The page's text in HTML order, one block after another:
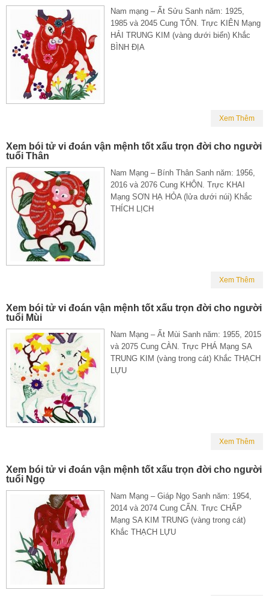
Nam mạng – Ất Sửu Sanh năm: 1925,
1985 và 2045 Cung TỐN. Trực KIÊN Mạng
HẢI TRUNG KIM (vàng dưới biển) Khắc
BÌNH ĐỊA
Xem Thêm
Xem bói tử vi đoán vận mệnh tốt xấu trọn đời cho người
tuổi Thân
Nam Mạng – Bính Thân Sanh năm: 1956,
2016 và 2076 Cung KHÔN. Trực KHAI
Mạng SƠN HẠ HỎA (lửa dưới núi) Khắc
THÍCH LỊCH
Xem Thêm
Xem bói tử vi đoán vận mệnh tốt xấu trọn đời cho người
tuổi Mùi
Nam Mạng – Ất Mùi Sanh năm: 1955, 2015
và 2075 Cung CÀN. Trực PHÁ Mạng SA
TRUNG KIM (vàng trong cát) Khắc THẠCH
LỰU
Xem Thêm
Xem bói tử vi đoán vận mệnh tốt xấu trọn đời cho người
tuổi Ngọ
Nam Mạng – Giáp Ngọ Sanh năm: 1954,
2014 và 2074 Cung CẤN. Trực CHẤP
Mạng SA KIM TRUNG (vàng trong cát)
Khắc THẠCH LỰU